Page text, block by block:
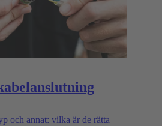
och annat: vilka är de rätta